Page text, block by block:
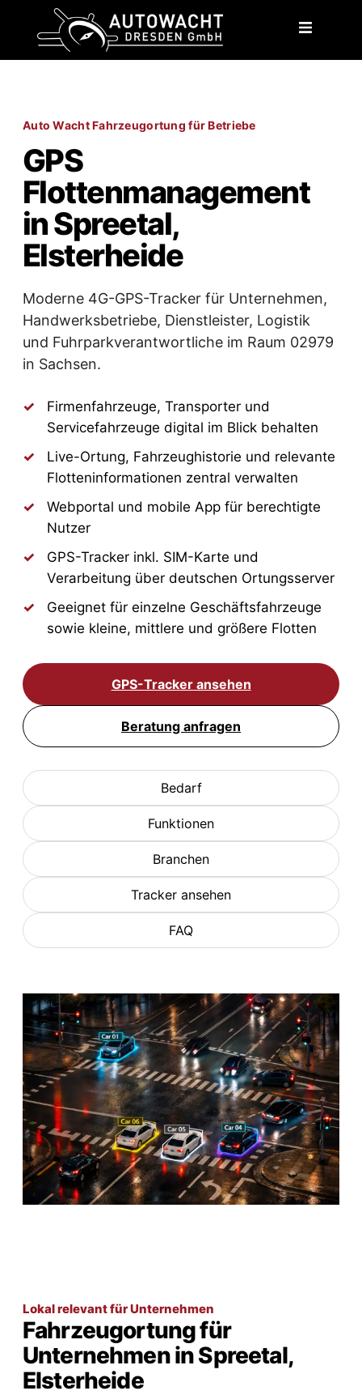
Auto Wacht Fahrzeugortung für Betriebe
GPS
Flottenmanagement
in Spreetal,
Elsterheide
Moderne 4G-GPS-Tracker für Unternehmen,
Handwerksbetriebe, Dienstleister, Logistik
und Fuhrparkverantwortliche im Raum 02979
in Sachsen.
Firmenfahrzeuge, Transporter und
Servicefahrzeuge digital im Blick behalten
Live-Ortung, Fahrzeughistorie und relevante
Flotteninformationen zentral verwalten
Webportal und mobile App für berechtigte
Nutzer
GPS-Tracker inkl. SIM-Karte und
Verarbeitung über deutschen Ortungsserver
Geeignet für einzelne Geschäftsfahrzeuge
sowie kleine, mittlere und größere Flotten
GPS-Tracker ansehen
Beratung anfragen
Bedarf
Funktionen
Branchen
Tracker ansehen
FAQ
Lokal relevant für Unternehmen
Fahrzeugortung für
Unternehmen in Spreetal,
Elsterheide